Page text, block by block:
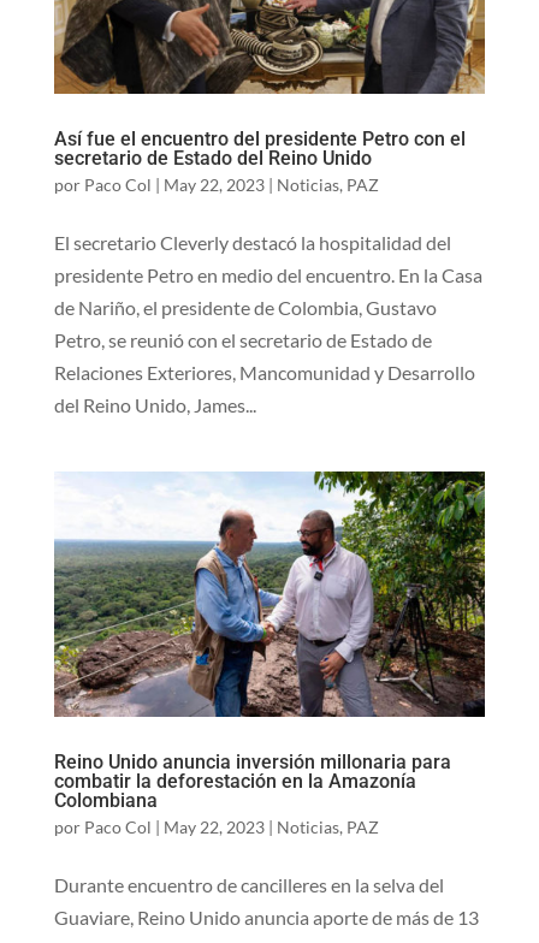
Así fue el encuentro del presidente Petro con el
secretario de Estado del Reino Unido
por Paco Col | May 22, 2023| Noticias, PAZ
El secretario Cleverly destacó la hospitalidad del
presidente Petro en medio del encuentro. En la Casa
de Nariño, el presidente de Colombia, Gustavo
Petro, se reunió con el secretario de Estado de
Relaciones Exteriores, Mancomunidad y Desarrollo
del Reino Unido, James...
Reino Unido anuncia inversión millonaria para
combatir la deforestación en la Amazonía
Colombiana
por Paco Col | May 22, 2023| Noticias, PAZ
Durante encuentro de cancilleres en la selva del
Guaviare, Reino Unido anuncia aporte de más de 13